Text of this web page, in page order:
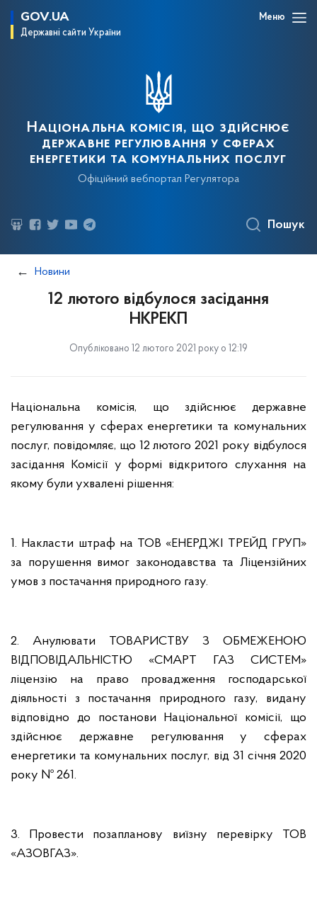
GOV.UA
Державні сайти України
Меню
Національна комісія, що здійснює
державне регулювання у сферах
енергетики та комунальних послуг
Офіційний вебпортал Регулятора
Пошук
Новини
12 лютого відбулося засідання
НКРЕКП
Опубліковано 12 лютого 2021 року о 12:19
Національна комісія, що здійснює державне
регулювання у сферах енергетики та комунальних
послуг, повідомляє, що 12 лютого 2021 року відбулося
засідання Комісії у формі відкритого слухання на
якому були ухвалені рішення:
1. Накласти штраф на ТОВ «ЕНЕРДЖІ ТРЕЙД ГРУП»
за порушення вимог законодавства та Ліцензійних
умов з постачання природного газу.
2. Анулювати ТОВАРИСТВУ З ОБМЕЖЕНОЮ
ВІДПОВІДАЛЬНІСТЮ «СМАРТ ГАЗ СИСТЕМ»
ліцензію на право провадження господарської
діяльності з постачання природного газу, видану
відповідно до постанови Національної комісії, що
здійснює державне регулювання у сферах
енергетики та комунальних послуг, від 31 січня 2020
року № 261.
3. Провести позапланову виїзну перевірку ТОВ
«АЗОВГАЗ».